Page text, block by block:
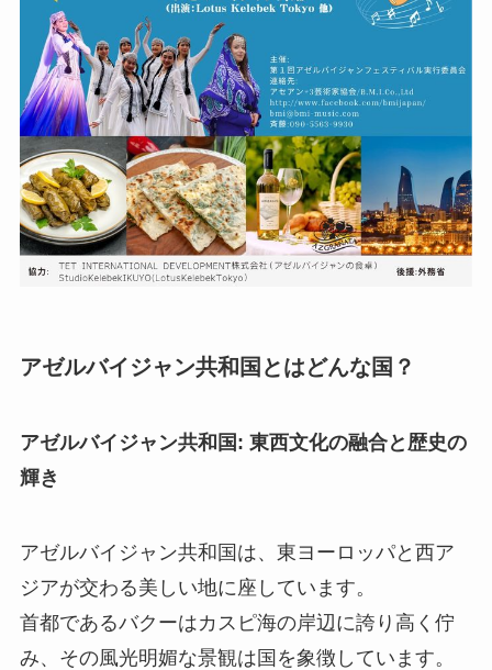
アゼルバイジャン共和国 とはどんな国？
アゼルバイジャン共和国: 東西文化の融合と歴史の
輝き
アゼルバイジャン共和国は、東ヨーロッパと西ア
ジアが交わる美しい地に座しています。
首都であるバクーはカスピ海の岸辺に誇り高く佇
み、その風光明媚な景観は国を象徴しています。